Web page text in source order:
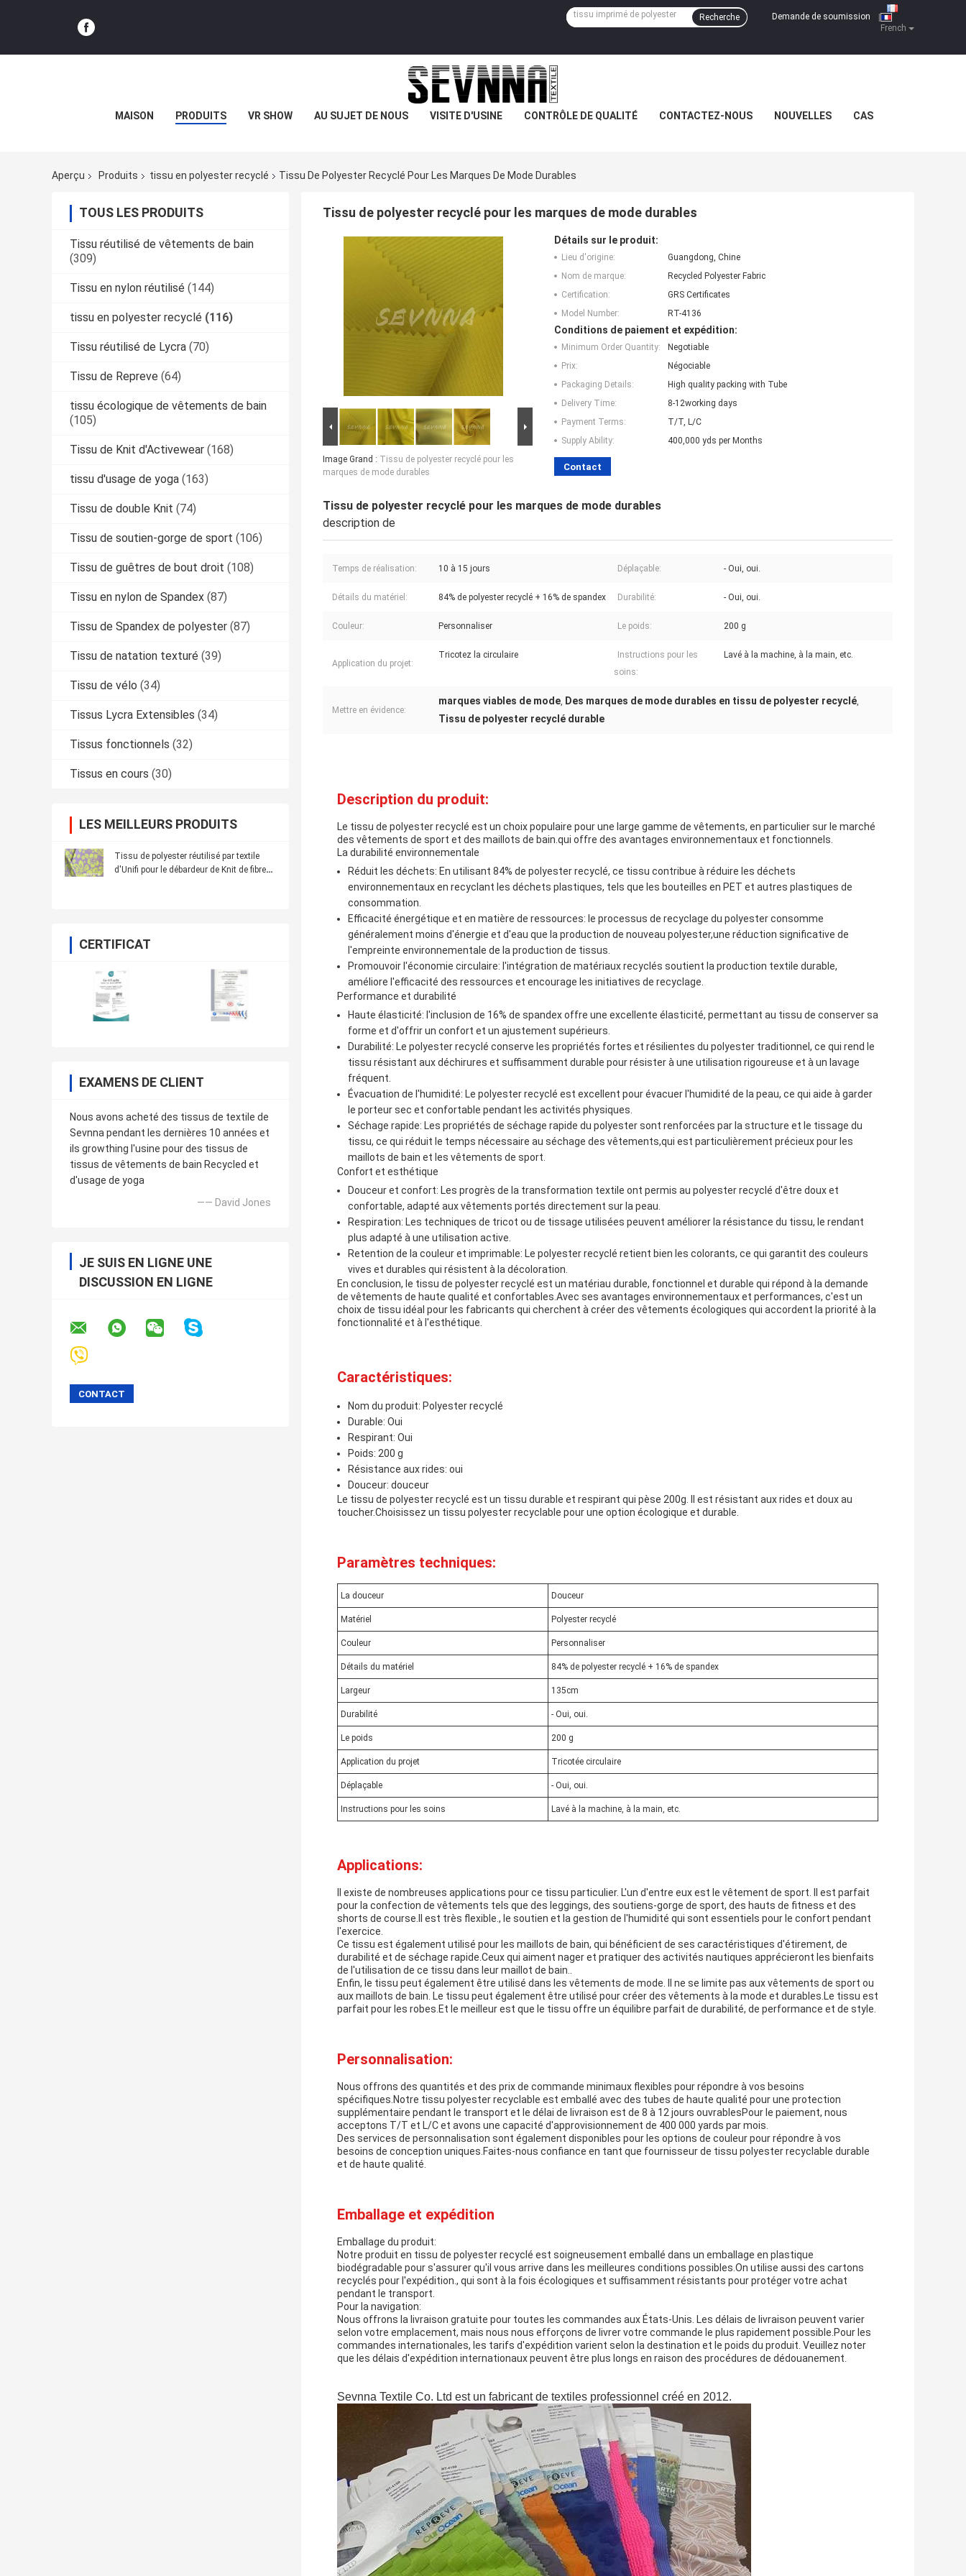
French
Demande de soumission
Recherche
MAISON PRODUITS VR SHOW AU SUJET DE NOUS VISITE D'USINE CONTRÔLE DE QUALITÉ CONTACTEZ-NOUS NOUVELLES CAS
Aperçu Produits tissu en polyester recyclé Tissu De Polyester Recyclé Pour Les Marques De Mode Durables
TOUS LES PRODUITS
Tissu réutilisé de vêtements de bain
(309)
Tissu en nylon réutilisé (144)
tissu en polyester recyclé (116)
Tissu réutilisé de Lycra (70)
Tissu de Repreve (64)
tissu écologique de vêtements de bain
(105)
Tissu de Knit d'Activewear (168)
tissu d'usage de yoga (163)
Tissu de double Knit (74)
Tissu de soutien-gorge de sport (106)
Tissu de guêtres de bout droit (108)
Tissu en nylon de Spandex (87)
Tissu de Spandex de polyester (87)
Tissu de natation texturé (39)
Tissu de vélo (34)
Tissus Lycra Extensibles (34)
Tissus fonctionnels (32)
Tissus en cours (30)
LES MEILLEURS PRODUITS
Tissu de polyester réutilisé par textile
d'Unifi pour le débardeur de Knit de fibre
CERTIFICAT
EXAMENS DE CLIENT
Nous avons acheté des tissus de textile de
Sevnna pendant les dernières 10 années et
ils growthing l'usine pour des tissus de
tissus de vêtements de bain Recycled et
d'usage de yoga
—— David Jones
JE SUIS EN LIGNE UNE
DISCUSSION EN LIGNE
Tissu de polyester recyclé pour les marques de mode durables
Image Grand : Tissu de polyester recyclé pour les
marques de mode durables
Détails sur le produit:
Lieu d'origine:
Guangdong, Chine
Nom de marque:
Recycled Polyester Fabric
Certification:
GRS Certificates
Model Number:
RT-4136
Conditions de paiement et expédition:
Minimum Order Quantity:
Negotiable
Prix:
Négociable
Packaging Details:
High quality packing with Tube
Delivery Time:
8-12working days
Payment Terms:
T/T, L/C
Supply Ability:
400,000 yds per Months
Contact
Tissu de polyester recyclé pour les marques de mode durables
description de
Temps de réalisation: 10 à 15 jours Déplaçable: - Oui, oui.
Détails du matériel: 84% de polyester recyclé + 16% de spandex Durabilité: - Oui, oui.
Couleur: Personnaliser Le poids: 200 g
Application du projet:
Tricotez la circulaire
Instructions pour les
soins:
Lavé à la machine, à la main, etc.
Mettre en évidence:
marques viables de mode, Des marques de mode durables en tissu de polyester recyclé,
Tissu de polyester recyclé durable
Description du produit:
Le tissu de polyester recyclé est un choix populaire pour une large gamme de vêtements, en particulier sur le marché
des vêtements de sport et des maillots de bain.qui offre des avantages environnementaux et fonctionnels.
La durabilité environnementale
Réduit les déchets: En utilisant 84% de polyester recyclé, ce tissu contribue à réduire les déchets
environnementaux en recyclant les déchets plastiques, tels que les bouteilles en PET et autres plastiques de
consommation.
Efficacité énergétique et en matière de ressources: le processus de recyclage du polyester consomme
généralement moins d'énergie et d'eau que la production de nouveau polyester,une réduction significative de
l'empreinte environnementale de la production de tissus.
Promouvoir l'économie circulaire: l'intégration de matériaux recyclés soutient la production textile durable,
améliore l'efficacité des ressources et encourage les initiatives de recyclage.
Performance et durabilité
Haute élasticité: l'inclusion de 16% de spandex offre une excellente élasticité, permettant au tissu de conserver sa
forme et d'offrir un confort et un ajustement supérieurs.
Durabilité: Le polyester recyclé conserve les propriétés fortes et résilientes du polyester traditionnel, ce qui rend le
tissu résistant aux déchirures et suffisamment durable pour résister à une utilisation rigoureuse et à un lavage
fréquent.
Évacuation de l'humidité: Le polyester recyclé est excellent pour évacuer l'humidité de la peau, ce qui aide à garder
le porteur sec et confortable pendant les activités physiques.
Séchage rapide: Les propriétés de séchage rapide du polyester sont renforcées par la structure et le tissage du
tissu, ce qui réduit le temps nécessaire au séchage des vêtements,qui est particulièrement précieux pour les
maillots de bain et les vêtements de sport.
Confort et esthétique
Douceur et confort: Les progrès de la transformation textile ont permis au polyester recyclé d'être doux et
confortable, adapté aux vêtements portés directement sur la peau.
Respiration: Les techniques de tricot ou de tissage utilisées peuvent améliorer la résistance du tissu, le rendant
plus adapté à une utilisation active.
Retention de la couleur et imprimable: Le polyester recyclé retient bien les colorants, ce qui garantit des couleurs
vives et durables qui résistent à la décoloration.
En conclusion, le tissu de polyester recyclé est un matériau durable, fonctionnel et durable qui répond à la demande
de vêtements de haute qualité et confortables.Avec ses avantages environnementaux et performances, c'est un
choix de tissu idéal pour les fabricants qui cherchent à créer des vêtements écologiques qui accordent la priorité à la
fonctionnalité et à l'esthétique.
Caractéristiques:
Nom du produit: Polyester recyclé
Durable: Oui
Respirant: Oui
Poids: 200 g
Résistance aux rides: oui
Douceur: douceur
Le tissu de polyester recyclé est un tissu durable et respirant qui pèse 200g. Il est résistant aux rides et doux au
toucher.Choisissez un tissu polyester recyclable pour une option écologique et durable.
Paramètres techniques:
La douceur Douceur
Matériel Polyester recyclé
Couleur Personnaliser
Détails du matériel 84% de polyester recyclé + 16% de spandex
Largeur 135cm
Durabilité - Oui, oui.
Le poids 200 g
Application du projet Tricotée circulaire
Déplaçable - Oui, oui.
Instructions pour les soins Lavé à la machine, à la main, etc.
Applications:
Il existe de nombreuses applications pour ce tissu particulier. L'un d'entre eux est le vêtement de sport. Il est parfait
pour la confection de vêtements tels que des leggings, des soutiens-gorge de sport, des hauts de fitness et des
shorts de course.Il est très flexible., le soutien et la gestion de l'humidité qui sont essentiels pour le confort pendant
l'exercice.
Ce tissu est également utilisé pour les maillots de bain, qui bénéficient de ses caractéristiques d'étirement, de
durabilité et de séchage rapide.Ceux qui aiment nager et pratiquer des activités nautiques apprécieront les bienfaits
de l'utilisation de ce tissu dans leur maillot de bain..
Enfin, le tissu peut également être utilisé dans les vêtements de mode. Il ne se limite pas aux vêtements de sport ou
aux maillots de bain. Le tissu peut également être utilisé pour créer des vêtements à la mode et durables.Le tissu est
parfait pour les robes.Et le meilleur est que le tissu offre un équilibre parfait de durabilité, de performance et de style.
Personnalisation:
Nous offrons des quantités et des prix de commande minimaux flexibles pour répondre à vos besoins
spécifiques.Notre tissu polyester recyclable est emballé avec des tubes de haute qualité pour une protection
supplémentaire pendant le transport et le délai de livraison est de 8 à 12 jours ouvrablesPour le paiement, nous
acceptons T/T et L/C et avons une capacité d'approvisionnement de 400 000 yards par mois.
Des services de personnalisation sont également disponibles pour les options de couleur pour répondre à vos
besoins de conception uniques.Faites-nous confiance en tant que fournisseur de tissu polyester recyclable durable
et de haute qualité.
Emballage et expédition
Emballage du produit:
Notre produit en tissu de polyester recyclé est soigneusement emballé dans un emballage en plastique
biodégradable pour s'assurer qu'il vous arrive dans les meilleures conditions possibles.On utilise aussi des cartons
recyclés pour l'expédition., qui sont à la fois écologiques et suffisamment résistants pour protéger votre achat
pendant le transport.
Pour la navigation:
Nous offrons la livraison gratuite pour toutes les commandes aux États-Unis. Les délais de livraison peuvent varier
selon votre emplacement, mais nous nous efforçons de livrer votre commande le plus rapidement possible.Pour les
commandes internationales, les tarifs d'expédition varient selon la destination et le poids du produit. Veuillez noter
que les délais d'expédition internationaux peuvent être plus longs en raison des procédures de dédouanement.
Sevnna Textile Co. Ltd est un fabricant de textiles professionnel créé en 2012.